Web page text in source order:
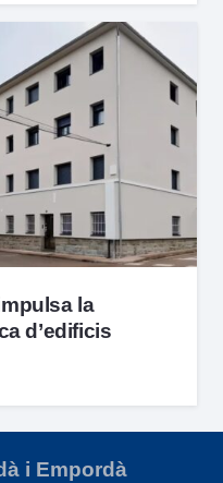
la
d’edificis
i Empordà